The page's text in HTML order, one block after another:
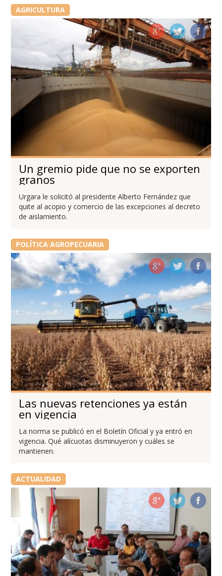
AGRICULTURA
Un gremio pide que no se exporten
granos
Urgara le solicitó al presidente Alberto Fernández que
quite al acopio y comercio de las excepciones al decreto
de aislamiento.
POLÍTICA AGROPECUARIA
Las nuevas retenciones ya están
en vigencia
La norma se publicó en el Boletín Oficial y ya entró en
vigencia. Qué alícuotas disminuyeron y cuáles se
mantienen.
ACTUALIDAD